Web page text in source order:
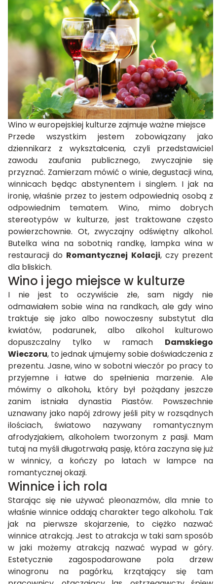
Wino w europejskiej kulturze zajmuje ważne miejsce
Przede wszystkim jestem zobowiązany jako
dziennikarz z wykształcenia, czyli przedstawiciel
zawodu zaufania publicznego, zwyczajnie się
przyznać. Zamierzam mówić o winie, degustacji wina,
winnicach będąc abstynentem i singlem. I jak na
ironię, właśnie przez to jestem odpowiednią osobą z
odpowiednim tematem. Wino, mimo dobrych
stereotypów w kulturze, jest traktowane często
powierzchownie. Ot, zwyczajny odświętny alkohol.
Butelka wina na sobotnią randkę, lampka wina w
restauracji do Romantycznej Kolacji, czy prezent
dla bliskich.
Wino i jego miejsce w kulturze
I nie jest to oczywiście złe, sam nigdy nie
odmawiałem sobie wina na randkach, ale gdy wino
traktuje się jako albo nowoczesny substytut dla
kwiatów, podarunek, albo alkohol kulturowo
dopuszczalny tylko w ramach Damskiego
Wieczoru, to jednak ujmujemy sobie doświadczenia z
prezentu. Jasne, wino w sobotni wieczór po pracy to
przyjemne i łatwe do spełnienia marzenie. Ale
mówimy o alkoholu, który był pożądany jeszcze
zanim istniała dynastia Piastów. Powszechnie
uznawany jako napój zdrowy jeśli pity w rozsądnych
ilościach, światowo nazywany romantycznym
afrodyzjakiem, alkoholem tworzonym z pasji. Mam
tutaj na myśli długotrwałą pasję, która zaczyna się już
w winnicy, a kończy po latach w lampce na
romantycznej okazji.
Winnice i ich rola
Starając się nie używać pleonazmów, dla mnie to
właśnie winnice oddają charakter tego alkoholu. Tak
jak na pierwsze skojarzenie, to ciężko nazwać
winnice atrakcją. Jest to atrakcja w taki sam sposób
w jaki możemy atrakcją nazwać wypad w góry.
Estetycznie zagospodarowane pola drzew
winogronu na pagórku, krzątający się tam